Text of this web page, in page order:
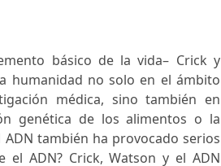
básico de la vida– Crick y
humanidad no solo en el ámbito
médica, sino también en
genética de los alimentos o la
también ha provocado serios
el ADN? Crick, Watson y el ADN